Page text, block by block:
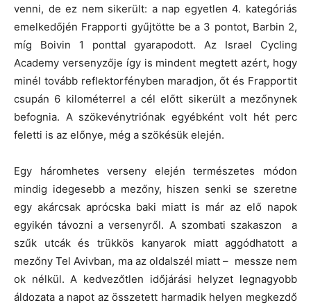
venni, de ez nem sikerült: a nap egyetlen 4. kategóriás
emelkedőjén Frapporti gyűjtötte be a 3 pontot, Barbin 2,
míg Boivin 1 ponttal gyarapodott. Az Israel Cycling
Academy versenyzője így is mindent megtett azért, hogy
minél tovább reflektorfényben maradjon, őt és Frapportit
csupán 6 kilométerrel a cél előtt sikerült a mezőnynek
befognia. A szökevénytriónak egyébként volt hét perc
feletti is az előnye, még a szökésük elején.
Egy háromhetes verseny elején természetes módon
mindig idegesebb a mezőny, hiszen senki se szeretne
egy akárcsak aprócska baki miatt is már az elő napok
egyikén távozni a versenyről. A szombati szakaszon a
szűk utcák és trükkös kanyarok miatt aggódhatott a
mezőny Tel Avivban, ma az oldalszél miatt – messze nem
ok nélkül. A kedvezőtlen időjárási helyzet legnagyobb
áldozata a napot az összetett harmadik helyen megkezdő